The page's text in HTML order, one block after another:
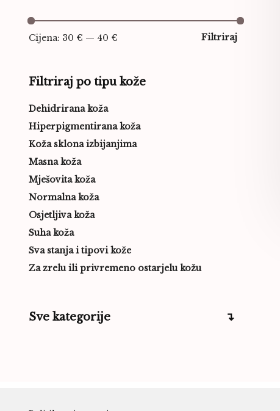
Filtriraj
Cijena: 30 € — 40 €
Filtriraj po tipu kože
Dehidrirana koža
Hiperpigmentirana koža
Koža sklona izbijanjima
Masna koža
Mješovita koža
Normalna koža
Osjetljiva koža
Suha koža
Sva stanja i tipovi kože
Za zrelu ili privremeno ostarjelu kožu
Sve kategorije